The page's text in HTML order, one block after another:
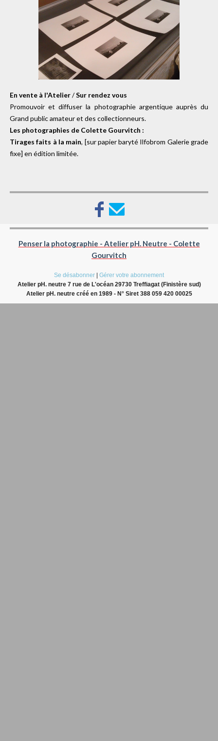
En vente à l'Atelier/Sur rendez vous
Promouvoir et diffuser la photographie argentique auprès du
Grand public amateur et des collectionneurs.
Les photographies de Colette Gourvitch :
Tirages faits à la main, [sur papier baryté Ilfobrom Galerie grade
fixe] en édition limitée.
Penser la photographie - Atelier pH. Neutre - Colette
Gourvitch
Se désabonner
Gérer votre abonnement
Atelier pH. neutre 7 rue de L'océan 29730 Treffiagat (Finistère sud)
Atelier pH. neutre créé en 1989 - N° Siret 388 059 420 00025